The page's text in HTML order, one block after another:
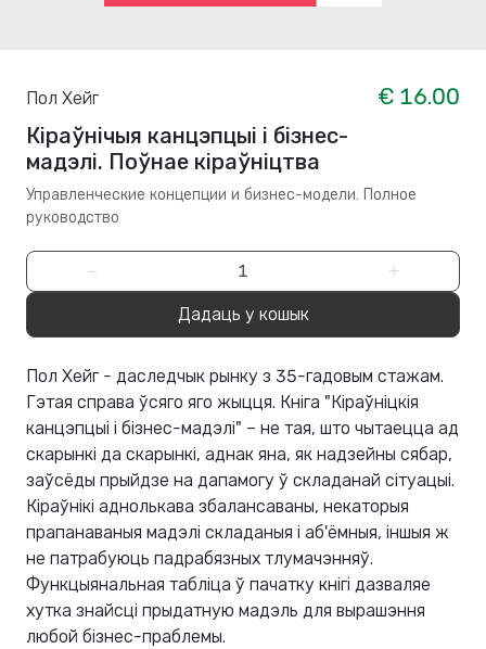
Пол Хейг
€ 16.00
Кіраўнічыя канцэпцыі і бізнес-
мадэлі. Поўнае кіраўніцтва
Управленческие концепции и бизнес-модели. Полное
руководство
− +
Дадаць у кошык
Пол Хейг - даследчык рынку з 35-гадовым стажам.
Гэтая справа ўсяго яго жыцця. Кніга "Кіраўніцкія
канцэпцыі і бізнес-мадэлі" – не тая, што чытаецца ад
скарынкі да скарынкі, аднак яна, як надзейны сябар,
заўсёды прыйдзе на дапамогу ў складанай сітуацыі.
Кіраўнікі аднолькава збалансаваны, некаторыя
прапанаваныя мадэлі складаныя і аб'ёмныя, іншыя ж
не патрабуюць падрабязных тлумачэнняў.
Функцыянальная табліца ў пачатку кнігі дазваляе
хутка знайсці прыдатную мадэль для вырашэння
любой бізнес-праблемы.